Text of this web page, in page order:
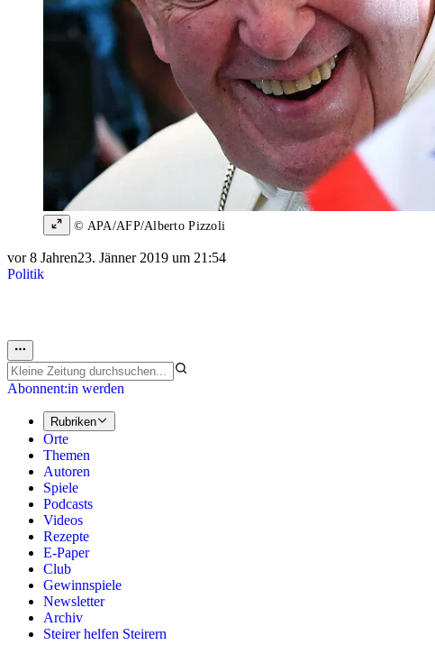
© APA/AFP/Alberto Pizzoli
vor 8 Jahren23. Jänner 2019 um 21:54
Politik
Abonnent:in werden
Rubriken
Orte
Themen
Autoren
Spiele
Podcasts
Videos
Rezepte
E-Paper
Club
Gewinnspiele
Newsletter
Archiv
Steirer helfen Steirern